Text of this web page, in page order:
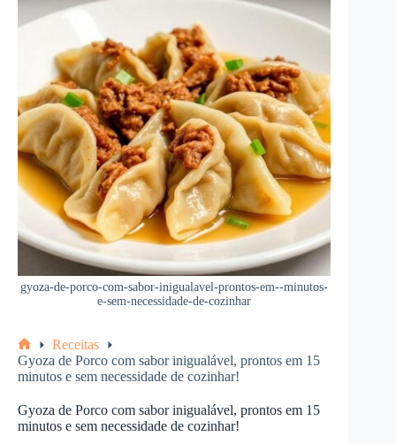
gyoza-de-porco-com-sabor-inigualavel-prontos-em--minutos-
e-sem-necessidade-de-cozinhar
Home
Receitas
Gyoza de Porco com sabor inigualável, prontos em 15
minutos e sem necessidade de cozinhar!
Gyoza de Porco com sabor inigualável, prontos em 15
minutos e sem necessidade de cozinhar!